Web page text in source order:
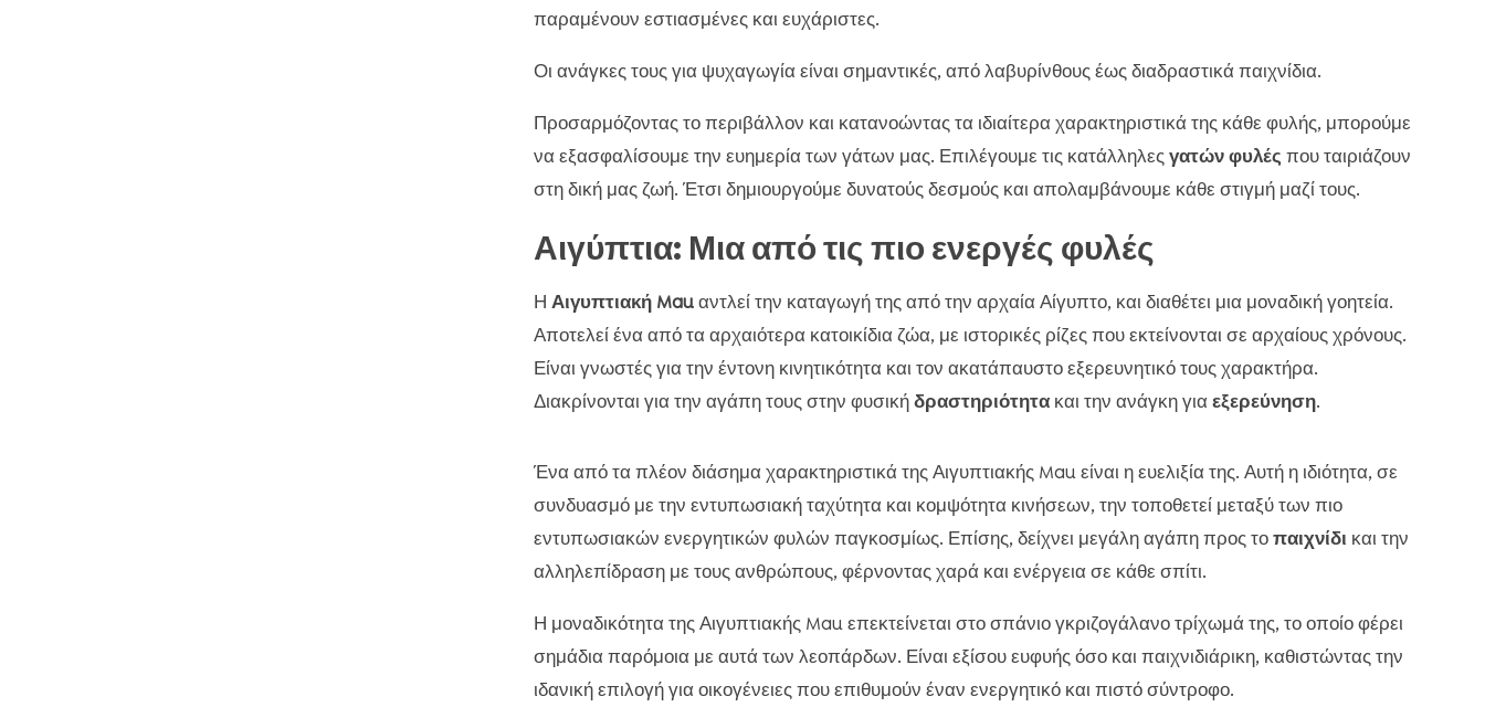
παραμένουν εστιασμένες και ευχάριστες.
Οι ανάγκες τους για ψυχαγωγία είναι σημαντικές, από λαβυρίνθους έως διαδραστικά παιχνίδια.
Προσαρμόζοντας το περιβάλλον και κατανοώντας τα ιδιαίτερα χαρακτηριστικά της κάθε φυλής, μπορούμε
να εξασφαλίσουμε την ευημερία των γάτων μας. Επιλέγουμε τις κατάλληλες γατών φυλές που ταιριάζουν
στη δική μας ζωή. Έτσι δημιουργούμε δυνατούς δεσμούς και απολαμβάνουμε κάθε στιγμή μαζί τους.
Αιγύπτια: Μια από τις πιο ενεργές φυλές
Η Αιγυπτιακή Mauαντλεί την καταγωγή της από την αρχαία Αίγυπτο, και διαθέτει μια μοναδική γοητεία.
Αποτελεί ένα από τα αρχαιότερα κατοικίδια ζώα, με ιστορικές ρίζες που εκτείνονται σε αρχαίους χρόνους.
Είναι γνωστές για την έντονη κινητικότητα και τον ακατάπαυστο εξερευνητικό τους χαρακτήρα.
Διακρίνονται για την αγάπη τους στην φυσικήδραστηριότητακαι την ανάγκη γιαεξερεύνηση.
Ένα από τα πλέον διάσημα χαρακτηριστικά της Αιγυπτιακής Mau είναι η ευελιξία της. Αυτή η ιδιότητα, σε
συνδυασμό με την εντυπωσιακή ταχύτητα και κομψότητα κινήσεων, την τοποθετεί μεταξύ των πιο
εντυπωσιακών ενεργητικών φυλών παγκοσμίως. Επίσης, δείχνει μεγάλη αγάπη προς τοπαιχνίδι και την
αλληλεπίδραση με τους ανθρώπους, φέρνοντας χαρά και ενέργεια σε κάθε σπίτι.
Η μοναδικότητα της Αιγυπτιακής Mau επεκτείνεται στο σπάνιο γκριζογάλανο τρίχωμά της, το οποίο φέρει
σημάδια παρόμοια με αυτά των λεοπάρδων. Είναι εξίσου ευφυής όσο και παιχνιδιάρικη, καθιστώντας την
ιδανική επιλογή για οικογένειες που επιθυμούν έναν ενεργητικό και πιστό σύντροφο.